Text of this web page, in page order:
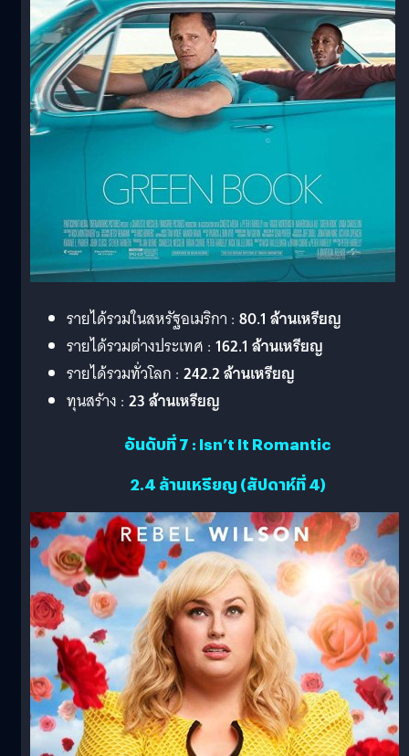
รายได้รวมในสหรัฐอเมริกา : 80.1 ล้านเหรียญ
รายได้รวมต่างประเทศ : 162.1 ล้านเหรียญ
รายได้รวมทั่วโลก : 242.2 ล้านเหรียญ
ทุนสร้าง : 23 ล้านเหรียญ
อันดับที่ 7 : Isn’t It Romantic
2.4 ล้านเหรียญ (สัปดาห์ที่ 4)